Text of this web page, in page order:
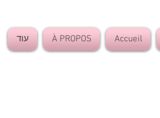
Accueil
À PROPOS עוד